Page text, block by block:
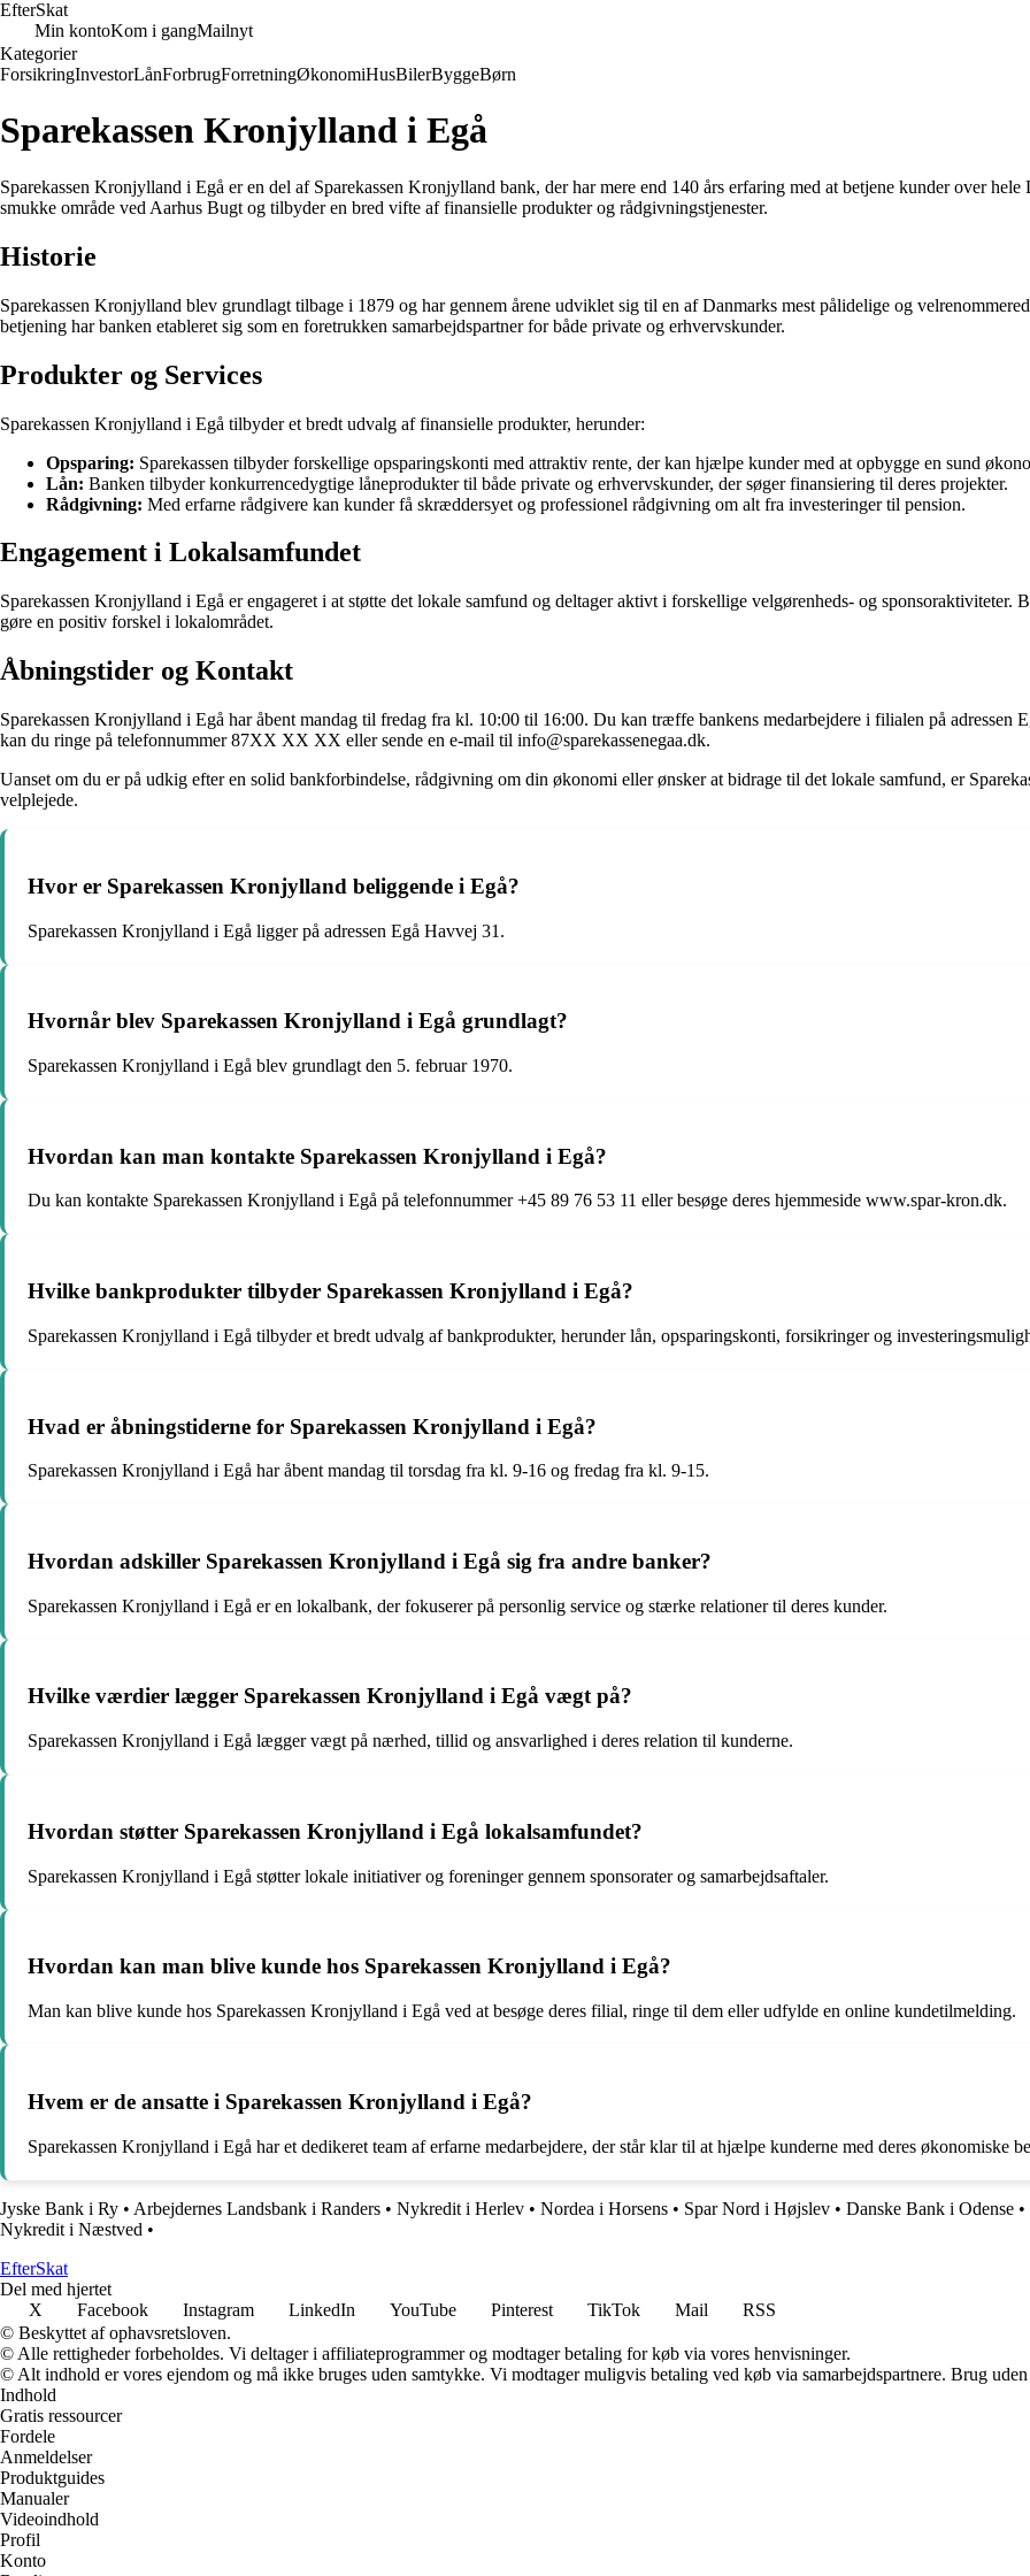
EfterSkat
Min kontoKom i gangMailnyt
Kategorier
ForsikringInvestorLånForbrugForretningØkonomiHusBilerByggeBørn
Sparekassen Kronjylland i Egå
Sparekassen Kronjylland i Egå er en del af Sparekassen Kronjylland bank, der har mere end 140 års erfaring med at betjene kunder over
smukke område ved Aarhus Bugt og tilbyder en bred vifte af finansielle produkter og rådgivningstjenester.
Historie
Sparekassen Kronjylland blev grundlagt tilbage i 1879 og har gennem årene udviklet sig til en af Danmarks mest pålidelige og
betjening har banken etableret sig som en foretrukken samarbejdspartner for både private og erhvervskunder.
Produkter og Services
Sparekassen Kronjylland i Egå tilbyder et bredt udvalg af finansielle produkter, herunder:
Opsparing: Sparekassen tilbyder forskellige opsparingskonti med attraktiv rente, der kan hjælpe kunder med at opbygge en sund
Lån: Banken tilbyder konkurrencedygtige låneprodukter til både private og erhvervskunder, der søger finansiering til deres projekter.
Rådgivning: Med erfarne rådgivere kan kunder få skræddersyet og professionel rådgivning om alt fra investeringer til pension.
Engagement i Lokalsamfundet
Sparekassen Kronjylland i Egå er engageret i at støtte det lokale samfund og deltager aktivt i forskellige velgørenheds- og
gøre en positiv forskel i lokalområdet.
Åbningstider og Kontakt
Sparekassen Kronjylland i Egå har åbent mandag til fredag fra kl. 10:00 til 16:00. Du kan træffe bankens medarbejdere i filialen på adressen
kan du ringe på telefonnummer 87XX XX XX eller sende en e-mail til info@sparekassenegaa.dk.
Uanset om du er på udkig efter en solid bankforbindelse, rådgivning om din økonomi eller ønsker at bidrage til det lokale samfund, er
velplejede.
Hvor er Sparekassen Kronjylland beliggende i Egå?
Sparekassen Kronjylland i Egå ligger på adressen Egå Havvej 31.
Hvornår blev Sparekassen Kronjylland i Egå grundlagt?
Sparekassen Kronjylland i Egå blev grundlagt den 5. februar 1970.
Hvordan kan man kontakte Sparekassen Kronjylland i Egå?
Du kan kontakte Sparekassen Kronjylland i Egå på telefonnummer +45 89 76 53 11 eller besøge deres hjemmeside www.spar-kron.dk.
Hvilke bankprodukter tilbyder Sparekassen Kronjylland i Egå?
Sparekassen Kronjylland i Egå tilbyder et bredt udvalg af bankprodukter, herunder lån, opsparingskonti, forsikringer og
Hvad er åbningstiderne for Sparekassen Kronjylland i Egå?
Sparekassen Kronjylland i Egå har åbent mandag til torsdag fra kl. 9-16 og fredag fra kl. 9-15.
Hvordan adskiller Sparekassen Kronjylland i Egå sig fra andre banker?
Sparekassen Kronjylland i Egå er en lokalbank, der fokuserer på personlig service og stærke relationer til deres kunder.
Hvilke værdier lægger Sparekassen Kronjylland i Egå vægt på?
Sparekassen Kronjylland i Egå lægger vægt på nærhed, tillid og ansvarlighed i deres relation til kunderne.
Hvordan støtter Sparekassen Kronjylland i Egå lokalsamfundet?
Sparekassen Kronjylland i Egå støtter lokale initiativer og foreninger gennem sponsorater og samarbejdsaftaler.
Hvordan kan man blive kunde hos Sparekassen Kronjylland i Egå?
Man kan blive kunde hos Sparekassen Kronjylland i Egå ved at besøge deres filial, ringe til dem eller udfylde en online kundetilmelding.
Hvem er de ansatte i Sparekassen Kronjylland i Egå?
Sparekassen Kronjylland i Egå har et dedikeret team af erfarne medarbejdere, der står klar til at hjælpe kunderne med deres økonomiske
Jyske Bank i Ry • Arbejdernes Landsbank i Randers • Nykredit i Herlev • Nordea i Horsens • Spar Nord i Højslev • Danske Bank i Odense •
Nykredit i Næstved •
EfterSkat
Del med hjertet
X
Facebook Instagram LinkedIn YouTube Pinterest TikTok Mail
RSS
© Beskyttet af ophavsretsloven.
© Alle rettigheder forbeholdes. Vi deltager i affiliateprogrammer og modtager betaling for køb via vores henvisninger.
© Alt indhold er vores ejendom og må ikke bruges uden samtykke. Vi modtager muligvis betaling ved køb via samarbejdspartnere. Brug
Indhold
Gratis ressourcer
Fordele
Anmeldelser
Produktguides
Manualer
Videoindhold
Profil
Konto